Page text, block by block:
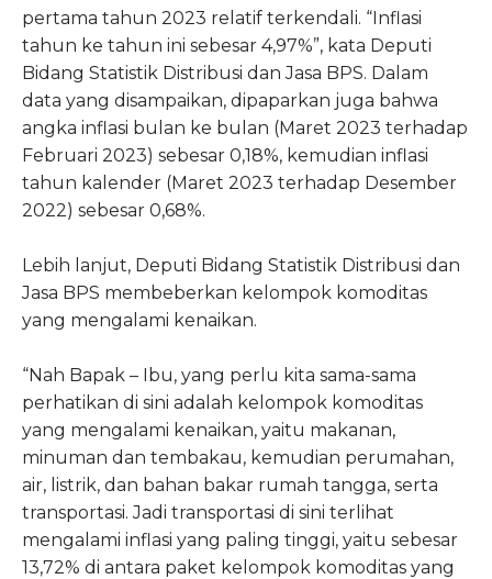
pertama tahun 2023 relatif terkendali. “Inflasi
tahun ke tahun ini sebesar 4,97%”, kata Deputi
Bidang Statistik Distribusi dan Jasa BPS. Dalam
data yang disampaikan, dipaparkan juga bahwa
angka inflasi bulan ke bulan (Maret 2023 terhadap
Februari 2023) sebesar 0,18%, kemudian inflasi
tahun kalender (Maret 2023 terhadap Desember
2022) sebesar 0,68%.
Lebih lanjut, Deputi Bidang Statistik Distribusi dan
Jasa BPS membeberkan kelompok komoditas
yang mengalami kenaikan.
“Nah Bapak – Ibu, yang perlu kita sama-sama
perhatikan di sini adalah kelompok komoditas
yang mengalami kenaikan, yaitu makanan,
minuman dan tembakau, kemudian perumahan,
air, listrik, dan bahan bakar rumah tangga, serta
transportasi. Jadi transportasi di sini terlihat
mengalami inflasi yang paling tinggi, yaitu sebesar
13,72% di antara paket kelompok komoditas yang